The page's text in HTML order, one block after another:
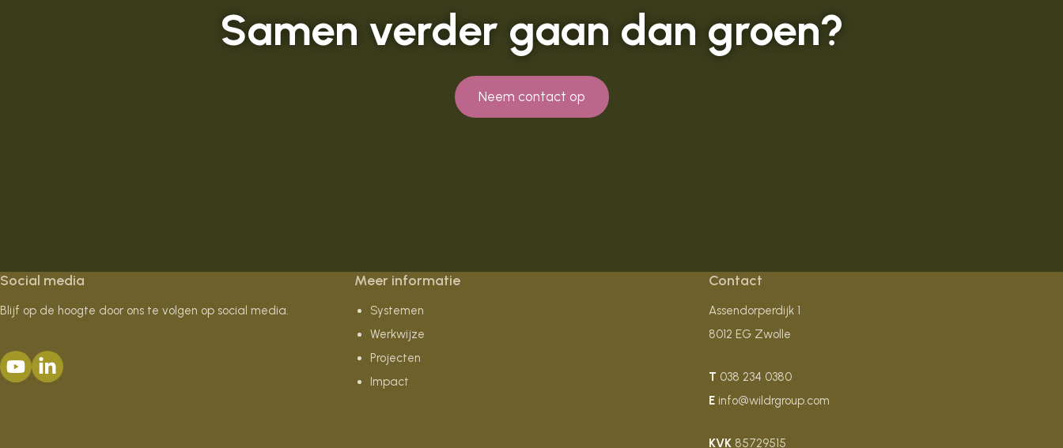
Samen verder gaan dan groen?
Neem contact op
Social media
Blijf op de hoogte door ons te volgen op social media.
Meer informatie
Systemen
Werkwijze
Projecten
Impact
Contact
Assendorperdijk 1
8012 EG Zwolle
T 038 234 0380
E info@wildrgroup.com
KVK 85729515